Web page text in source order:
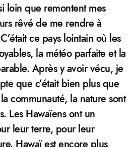
loin que remontent mes
rêvé de me rendre à
ce pays lointain où les
la météo parfaite et la
Après y avoir vécu, je
que c’était bien plus que
communauté, la nature sont
Les Hawaïens ont un
leur terre, pour leur
Hawaï est encore plus